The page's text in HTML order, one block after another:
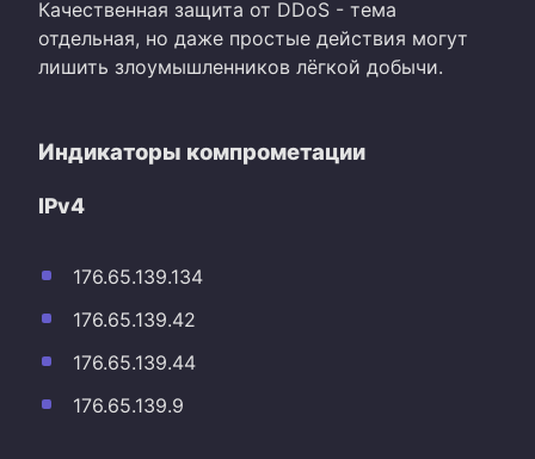
Качественная защита от DDoS - тема
отдельная, но даже простые действия могут
лишить злоумышленников лёгкой добычи.
Индикаторы компрометации
IPv4
176.65.139.134
176.65.139.42
176.65.139.44
176.65.139.9